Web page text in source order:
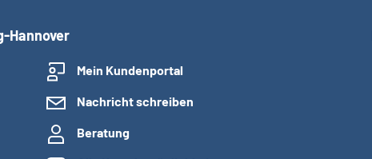
Hannover
Mein Kundenportal
Nachricht schreiben
Beratung